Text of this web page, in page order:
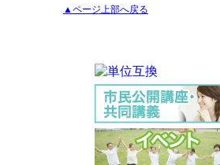
▲ページ上部へ戻る